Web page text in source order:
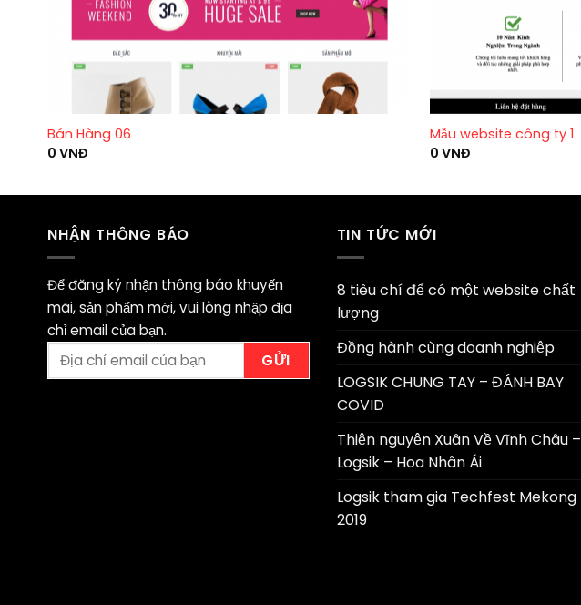
Bán Hàng 06
0 VNĐ
Mẫu website công ty 1
0 VNĐ
NHẬN THÔNG BÁO
Để đăng ký nhận thông báo khuyến
mãi, sản phẩm mới, vui lòng nhập địa
chỉ email của bạn.
TIN TỨC MỚI
8 tiêu chí để có một website chất
lượng
Đồng hành cùng doanh nghiệp
LOGSIK CHUNG TAY – ĐÁNH BAY
COVID
Thiện nguyện Xuân Về Vĩnh Châu –
Logsik – Hoa Nhân Ái
Logsik tham gia Techfest Mekong
2019